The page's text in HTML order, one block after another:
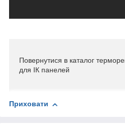
Повернутися в каталог
для ІК панелей
Приховати